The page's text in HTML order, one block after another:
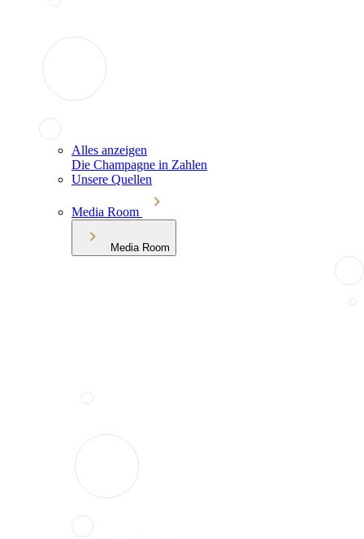
Alles anzeigen
Die Champagne in Zahlen
Unsere Quellen
Media Room
Media Room